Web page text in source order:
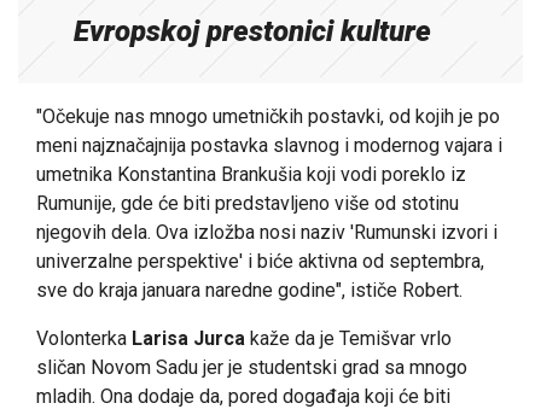
Evropskoj prestonici kulture
"Očekuje nas mnogo umetničkih postavki, od kojih je po
meni najznačajnija postavka slavnog i modernog vajara i
umetnika Konstantina Brankušia koji vodi poreklo iz
Rumunije, gde će biti predstavljeno više od stotinu
njegovih dela. Ova izložba nosi naziv 'Rumunski izvori i
univerzalne perspektive' i biće aktivna od septembra,
sve do kraja januara naredne godine", ističe Robert.
Volonterka Larisa Jurca kaže da je Temišvar vrlo
sličan Novom Sadu jer je studentski grad sa mnogo
mladih. Ona dodaje da, pored događaja koji će biti